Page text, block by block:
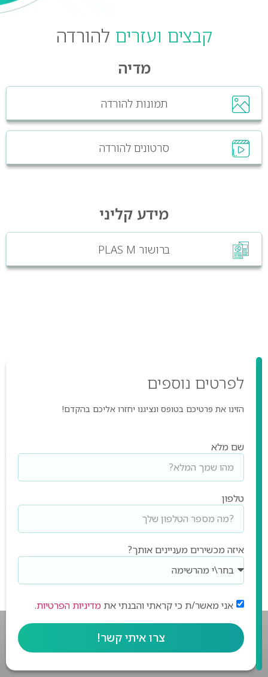
קבצים ועזרים להורדה
מדיה
תמונות להורדה
סרטונים להורדה
מידע קליני
ברושור PLAS M
לפרטים נוספים
הזינו את פרטיכם בטופס ונציגנו יחזרו אליכם בהקדם!
שם מלא
טלפון
איזה מכשירים מעניינים אותך?
אני מאשר/ת כי קראתי והבנתי את מדיניות הפרטיות.
צרו איתי קשר!